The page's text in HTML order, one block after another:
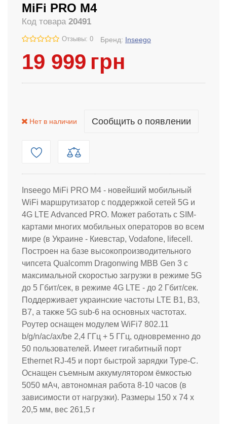
MiFi PRO M4
Код товара 20491
Отзывы: 0 Бренд: Inseego
19 999 грн
Нет в наличии Сообщить о появлении
Inseego MiFi PRO M4 - новейший мобильный
WiFi маршрутизатор с поддержкой сетей 5G и
4G LTE Advanced PRO. Может работать с SIM-
картами многих мобильных операторов во всем
мире (в Украине - Киевстар, Vodafone, lifecell.
Построен на базе высокопроизводительного
чипсета Qualcomm Dragonwing MBB Gen 3 с
максимальной скоростью загрузки в режиме 5G
до 5 Гбит/сек, в режиме 4G LTE - до 2 Гбит/сек.
Поддерживает украинские частоты LTE B1, B3,
B7, а также 5G sub-6 на основных частотах.
Роутер оснащен модулем WiFi7 802.11
b/g/n/ac/ax/be 2,4 ГГц + 5 ГГц, одновременно до
50 пользователей. Имеет гигабитный порт
Ethernet RJ-45 и порт быстрой зарядки Type-C.
Оснащен съемным аккумулятором ёмкостью
5050 мАч, автономная работа 8-10 часов (в
зависимости от нагрузки). Размеры 150 x 74 х
20,5 мм, вес 261,5 г